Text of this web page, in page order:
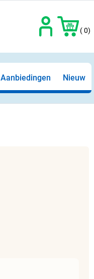
( 0)
Aanbiedingen Nieuw